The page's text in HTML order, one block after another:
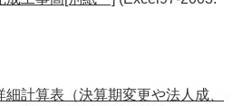
細計算表（決算期変更や法人成、